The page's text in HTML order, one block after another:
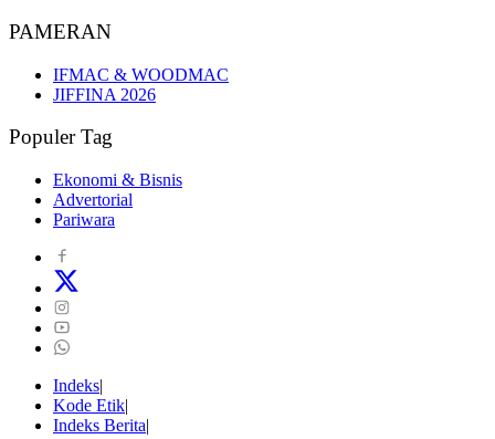
PAMERAN
IFMAC & WOODMAC
JIFFINA 2026
Populer Tag
Ekonomi & Bisnis
Advertorial
Pariwara
Indeks
Kode Etik
Indeks Berita